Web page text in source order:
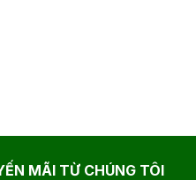
MÃI TỪ CHÚNG TÔI